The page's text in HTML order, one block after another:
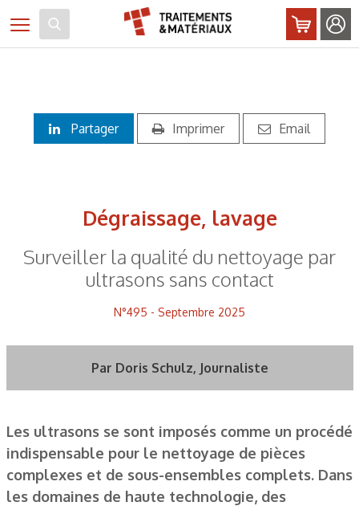
Toggle navigation
Partager Imprimer Email
Dégraissage, lavage
Surveiller la qualité du nettoyage par
ultrasons sans contact
N°495 - Septembre 2025
Par Doris Schulz, Journaliste
Les ultrasons se sont imposés comme un procédé
indispensable pour le nettoyage de pièces
complexes et de sous-ensembles complets. Dans
les domaines de haute technologie, des
Panneau de gestion des cookies